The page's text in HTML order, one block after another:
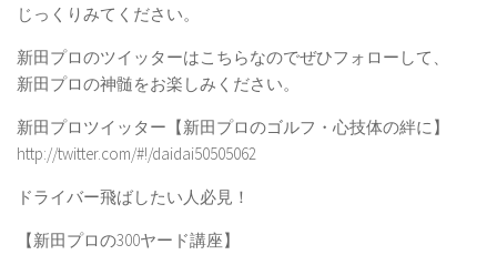
じっくりみてください。
新田プロのツイッターはこちらなのでぜひフォローして、
新田プロの神髄をお楽しみください。
新田プロツイッター【新田プロのゴルフ・心技体の絆に】
http://twitter.com/#!/daidai50505062
ドライバー飛ばしたい人必見！
【新田プロの300ヤード講座】